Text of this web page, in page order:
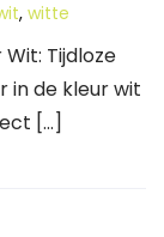
,witte
Tijdloze
in de kleur wit
[…]